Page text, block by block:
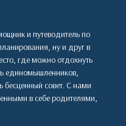
и путеводитель по
ну и друг в
где можно отдохнуть
единомышленников,
бесценный совет. С нами
в себе родителями,